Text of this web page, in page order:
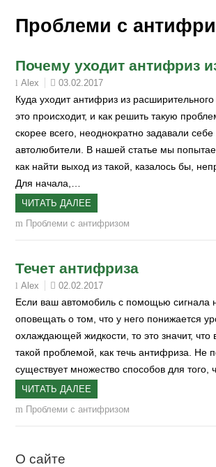
Проблеми с
Почему уходит антифриз
Alex 03.02.2017
Куда уходит антифриз из
это происходит, и как решить такую
скорее всего, неоднократно задавали себе
автолюбители. В нашей статье мы
как найти выход из такой, казалось бы,
Для начала,…
ЧИТАТЬ ДАЛЕЕ
Проблеми с антифризом
Течет антифриза
Alex 02.02.2017
Если ваш автомобиль с помощью сигнала
оповещать о том, что у него понижается
охлаждающей жидкости, то это значит, что
такой проблемой, как течь антифриза. Не
существует множество способов для того,
ЧИТАТЬ ДАЛЕЕ
Проблеми с антифризом
О сайте